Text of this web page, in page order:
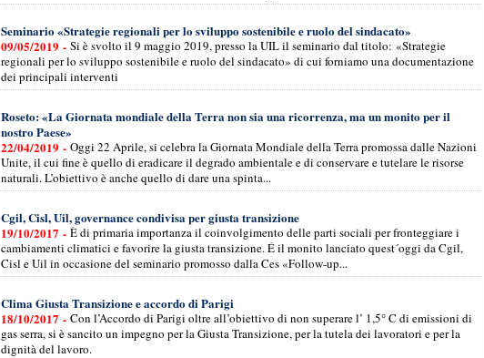
Seminario «Strategie regionali per lo sviluppo sostenibile e ruolo del sindacato»
09/05/2019 - Si è svolto il 9 maggio 2019, presso la UIL il seminario dal titolo: «Strategie
regionali per lo sviluppo sostenibile e ruolo del sindacato» di cui forniamo una documentazione
dei principali interventi
Roseto: «La Giornata mondiale della Terra non sia una ricorrenza, ma un monito per il
nostro Paese»
22/04/2019 - Oggi 22 Aprile, si celebra la Giornata Mondiale della Terra promossa dalle Nazioni
Unite, il cui fine è quello di eradicare il degrado ambientale e di conservare e tutelare le risorse
naturali. L’obiettivo è anche quello di dare una spinta...
Cgil, Cisl, Uil, governance condivisa per giusta transizione
19/10/2017 - È di primaria importanza il coinvolgimento delle parti sociali per fronteggiare i
cambiamenti climatici e favorire la giusta transizione. É il monito lanciato quest´oggi da Cgil,
Cisl e Uil in occasione del seminario promosso dalla Ces «Follow-up...
Clima Giusta Transizione e accordo di Parigi
18/10/2017 - Con l’Accordo di Parigi oltre all’obiettivo di non superare l’ 1,5° C di emissioni di
gas serra, si è sancito un impegno per la Giusta Transizione, per la tutela dei lavoratori e per la
dignità del lavoro.